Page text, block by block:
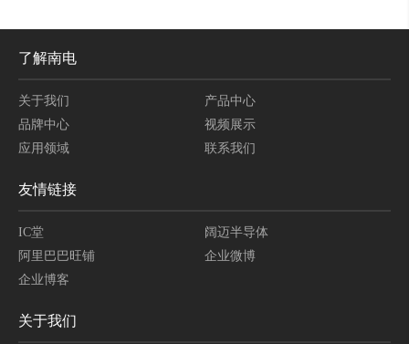
了解南电
关于我们
产品中心
品牌中心
视频展示
应用领域
联系我们
友情链接
IC堂
阔迈半导体
阿里巴巴旺铺
企业微博
企业博客
关于我们